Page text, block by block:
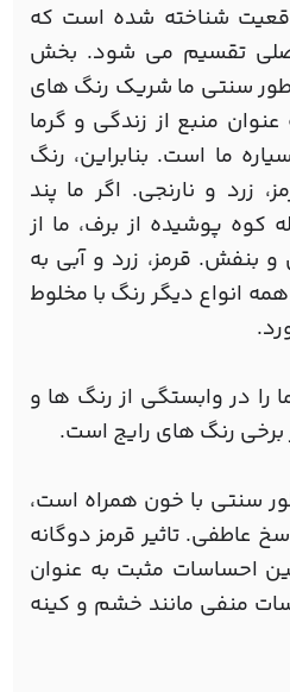
شناخته شده است که
تقسیم می شود. بخش
سنتی ما شریک رنگ های
منبع از زندگی و گرما
ما است. بنابراین، رنگ
زرد و نارنجی. اگر ما پند
کوه پوشیده از برف، ما از
بنفش. قرمز، زرد و آبی به
انواع دیگر رنگ با مخلوط
را در وابستگی از رنگ ها و
برخی رنگ های رایج است.
سنتی با خون همراه است،
عاطفی. تاثیر قرمز دوگانه
احساسات مثبت به عنوان
منفی مانند خشم و کینه